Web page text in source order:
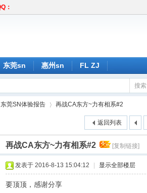
：
东莞sn 惠州sn FL ZJ
搜索
东莞SN体验报告
›
再战CA东方~力有相系#2
返回列表
再战CA东方~力有相系#2 [复制链接]
发表于 2016-8-13 15:04:12 显示全部楼层
要顶顶，感谢分享